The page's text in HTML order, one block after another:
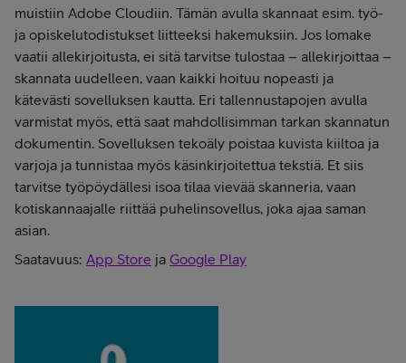
muistiin Adobe Cloudiin. Tämän avulla skannaat esim. työ-
ja opiskelutodistukset liitteeksi hakemuksiin. Jos lomake
vaatii allekirjoitusta, ei sitä tarvitse tulostaa – allekirjoittaa –
skannata uudelleen, vaan kaikki hoituu nopeasti ja
kätevästi sovelluksen kautta. Eri tallennustapojen avulla
varmistat myös, että saat mahdollisimman tarkan skannatun
dokumentin. Sovelluksen tekoäly poistaa kuvista kiiltoa ja
varjoja ja tunnistaa myös käsinkirjoitettua tekstiä. Et siis
tarvitse työpöydällesi isoa tilaa vievää skanneria, vaan
kotiskannaajalle riittää puhelinsovellus, joka ajaa saman
asian.
Saatavuus: App Store ja Google Play